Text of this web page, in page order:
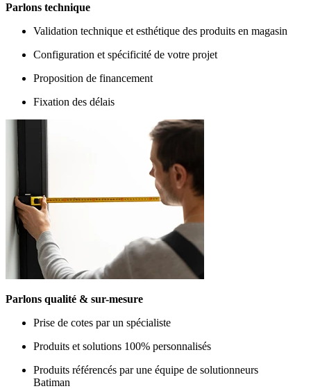
Parlons technique
Validation technique et esthétique des produits en magasin
Configuration et spécificité de votre projet
Proposition de financement
Fixation des délais
Parlons qualité & sur-mesure
Prise de cotes par un spécialiste
Produits et solutions 100% personnalisés
Produits référencés par une équipe de solutionneurs
Batiman